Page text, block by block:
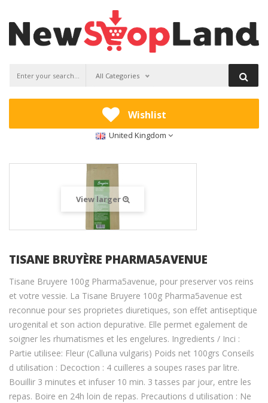
All Categories
Wishlist
United Kingdom
View larger
TISANE BRUYÈRE PHARMA5AVENUE
Tisane Bruyere 100g Pharma5avenue, pour preserver vos reins
et votre vessie. La Tisane Bruyere 100g Pharma5avenue est
reconnue pour ses proprietes diuretiques, son effet antiseptique
urogenital et son action depurative. Elle permet egalement de
soigner les rhumatismes et les engelures. Ingredients / Inci :
Partie utilisee: Fleur (Calluna vulgaris) Poids net 100grs Conseils
d utilisation : Decoction : 4 cuilleres a soupes rases par litre.
Bouillir 3 minutes et infuser 10 min. 3 tasses par jour, entre les
repas. Boire en 24h loin de repas. Precautions d utilisation : Ne